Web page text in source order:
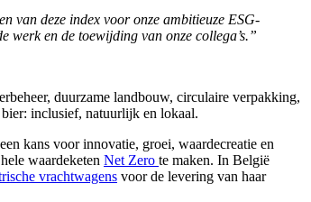
van deze index voor onze ambitieuze ESG-
werk en de toewijding van onze collega’s.”
duurzame landbouw, circulaire verpakking,
inclusief, natuurlijk en lokaal.
kans voor innovatie, groei, waardecreatie en
waardeketen Net Zero te maken. In België
vrachtwagens voor de levering van haar